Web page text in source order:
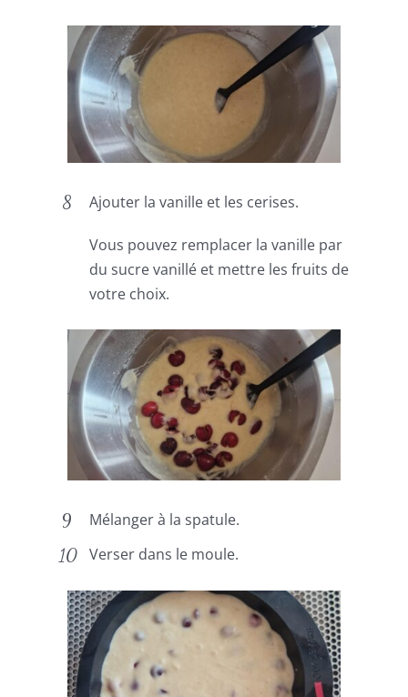
Ajouter la vanille et les cerises.
Vous pouvez remplacer la vanille par
du sucre vanillé et mettre les fruits de
votre choix.
Mélanger à la spatule.
Verser dans le moule.